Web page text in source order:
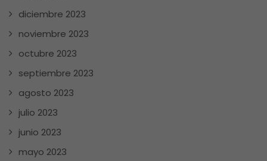
diciembre 2023
noviembre 2023
octubre 2023
septiembre 2023
agosto 2023
julio 2023
junio 2023
mayo 2023